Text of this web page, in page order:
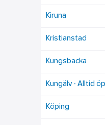
Kiruna
Kristianstad
Kungsbacka
Kungälv - Alltid
Köping